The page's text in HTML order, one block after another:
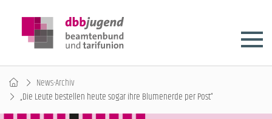
News-Archiv
„Die Leute bestellen heute sogar ihre Blumenerde per Post“